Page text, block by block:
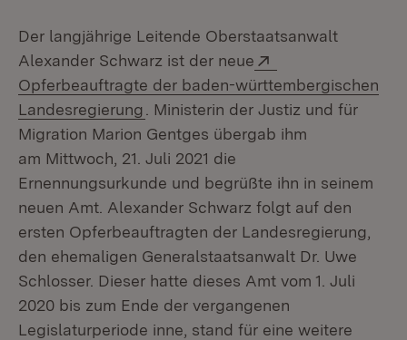
Der langjährige Leitende Oberstaatsanwalt
Alexander Schwarz ist der neue
Opferbeauftragte der baden-württembergischen
Landesregierung (Öffnet in neuem Fenster)
. Ministerin der Justiz und für
Migration Marion Gentges übergab ihm
am Mittwoch, 21. Juli 2021 die
Ernennungsurkunde und begrüßte ihn in seinem
neuen Amt. Alexander Schwarz folgt auf den
ersten Opferbeauftragten der Landesregierung,
den ehemaligen Generalstaatsanwalt Dr. Uwe
Schlosser. Dieser hatte dieses Amt vom 1. Juli
2020 bis zum Ende der vergangenen
Legislaturperiode inne, stand für eine weitere